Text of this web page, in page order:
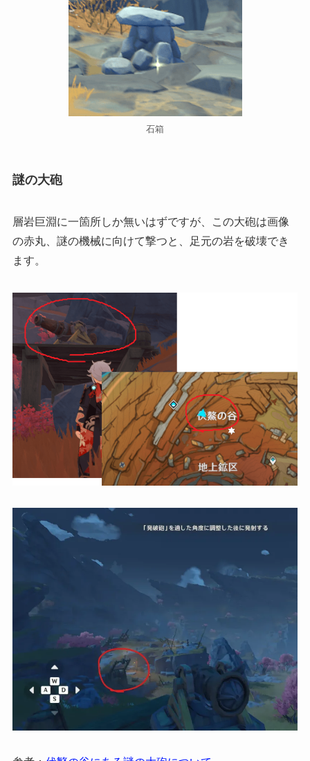
石箱
謎の大砲
層岩巨淵に一箇所しか無いはずですが、この大砲は画像
の赤丸、謎の機械に向けて撃つと、足元の岩を破壊でき
ます。